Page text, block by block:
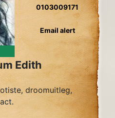
0103009171
Email alert
Edith
droomuitleg,